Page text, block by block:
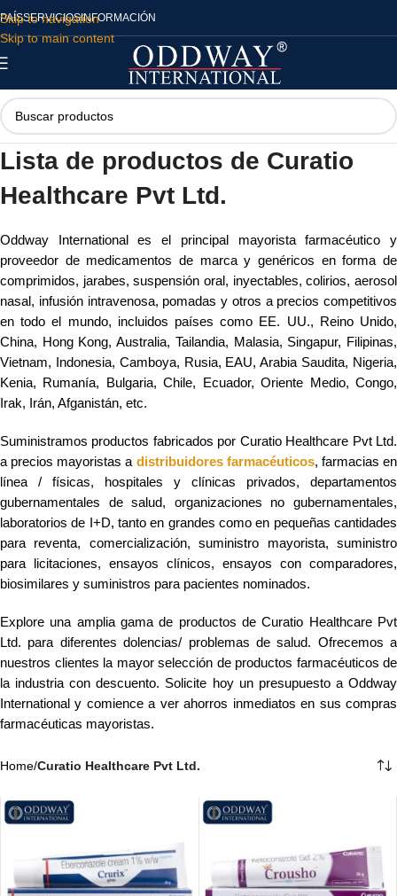
Skip to navigation
Skip to main content
PAÍSSERVICIOSINFORMACIÓN
Lista de productos de Curatio
Healthcare Pvt Ltd.
Oddway International es el principal mayorista farmacéutico y
proveedor de medicamentos de marca y genéricos en forma de
comprimidos, jarabes, suspensión oral, inyectables, colirios, aerosol
nasal, infusión intravenosa, pomadas y otros a precios competitivos
en todo el mundo, incluidos países como EE. UU., Reino Unido,
China, Hong Kong, Australia, Tailandia, Malasia, Singapur, Filipinas,
Vietnam, Indonesia, Camboya, Rusia, EAU, Arabia Saudita, Nigeria,
Kenia, Rumanía, Bulgaria, Chile, Ecuador, Oriente Medio, Congo,
Irak, Irán, Afganistán, etc.
Suministramos productos fabricados por Curatio Healthcare Pvt Ltd.
a precios mayoristas a distribuidores farmacéuticos, farmacias en
línea / físicas, hospitales y clínicas privados, departamentos
gubernamentales de salud, organizaciones no gubernamentales,
laboratorios de I+D, tanto en grandes como en pequeñas cantidades
para reventa, comercialización, suministro mayorista, suministro
para licitaciones, ensayos clínicos, ensayos con comparadores,
biosimilares y suministros para pacientes nominados.
Explore una amplia gama de productos de Curatio Healthcare Pvt
Ltd. para diferentes dolencias/ problemas de salud. Ofrecemos a
nuestros clientes la mayor selección de productos farmacéuticos de
la industria con descuento. Solicite hoy un presupuesto a Oddway
International y comience a ver ahorros inmediatos en sus compras
farmacéuticas mayoristas.
Home/Curatio Healthcare Pvt Ltd.